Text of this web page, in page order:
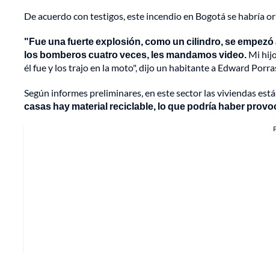
De acuerdo con testigos, este incendio en Bogotá se habría
"Fue una fuerte explosión, como un cilindro, se
los bomberos cuatro veces, les mandamos video. Mi
él fue y los trajo en la moto", dijo un habitante a Edward
Según informes preliminares, en este sector las viviendas
casas hay material reciclable, lo que podría haber